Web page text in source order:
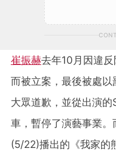
崔振赫去年10月因違
而被立案，最後被處
大眾道歉，並從出演的
車，暫停了演藝事業
(5/22)播出的《我家的